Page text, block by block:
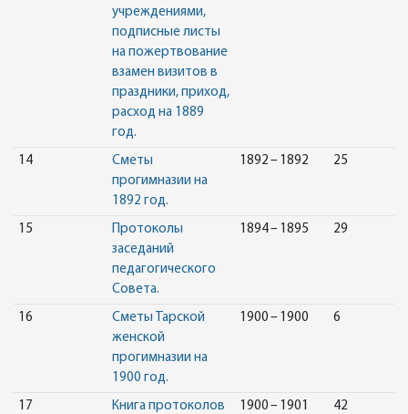
учреждениями,
подписные листы
на пожертвование
взамен визитов в
праздники, приход,
расход на 1889
год.
14
Сметы
прогимназии на
1892 год.
1892 – 1892 25
15
Протоколы
заседаний
педагогического
Совета.
1894 – 1895 29
16
Сметы Тарской
женской
прогимназии на
1900 год.
1900 – 1900 6
17
Книга протоколов
1900 – 1901 42